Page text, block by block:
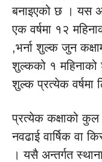
बनाइएको छ । यस
एक वर्षमा १२
,भर्ना शुल्क जुन
शुल्कको १ महिनाको
शुल्क प्रत्येक वर्षमा
प्रत्येक कक्षाको
नवढाई वार्षिक वा
। यसै अन्तर्गत